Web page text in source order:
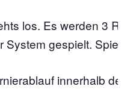
los. Es werden 3
System gespielt.
innerhalb